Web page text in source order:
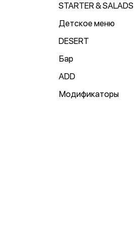
STARTER & SALADS
Детское меню
DESERT
Бар
ADD
Модификаторы